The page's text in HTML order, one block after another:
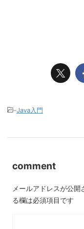
-Java入門
comment
メールアドレスが公開
る欄は必須項目です